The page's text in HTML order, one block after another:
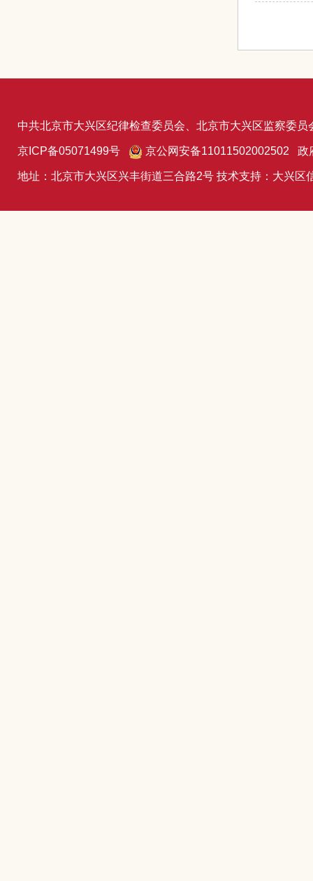
中共北京市大兴区纪律检查委员会、北京市大兴区监察委员
京ICP备05071499号 京公网安备11011502002502 政
地址：北京市大兴区兴丰街道三合路2号 技术支持：大兴区